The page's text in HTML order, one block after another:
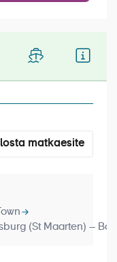
matkaesite
(St Maarten) –